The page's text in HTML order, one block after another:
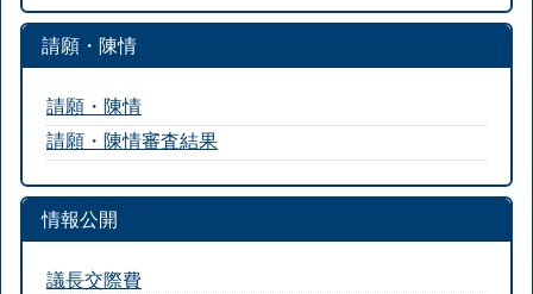
請願・陳情
請願・陳情
請願・陳情審査結果
情報公開
議長交際費